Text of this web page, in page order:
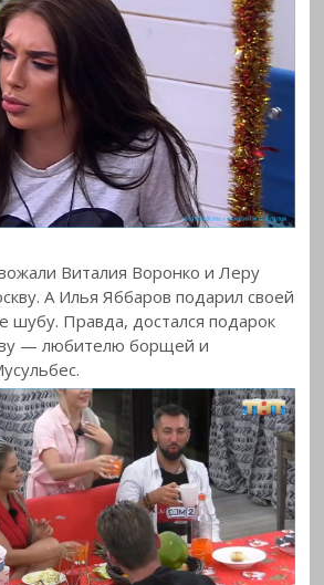
Виталия Воронко и Леру
А Илья Яббаров подарил своей
Правда, достался подарок
— любителю борщей и